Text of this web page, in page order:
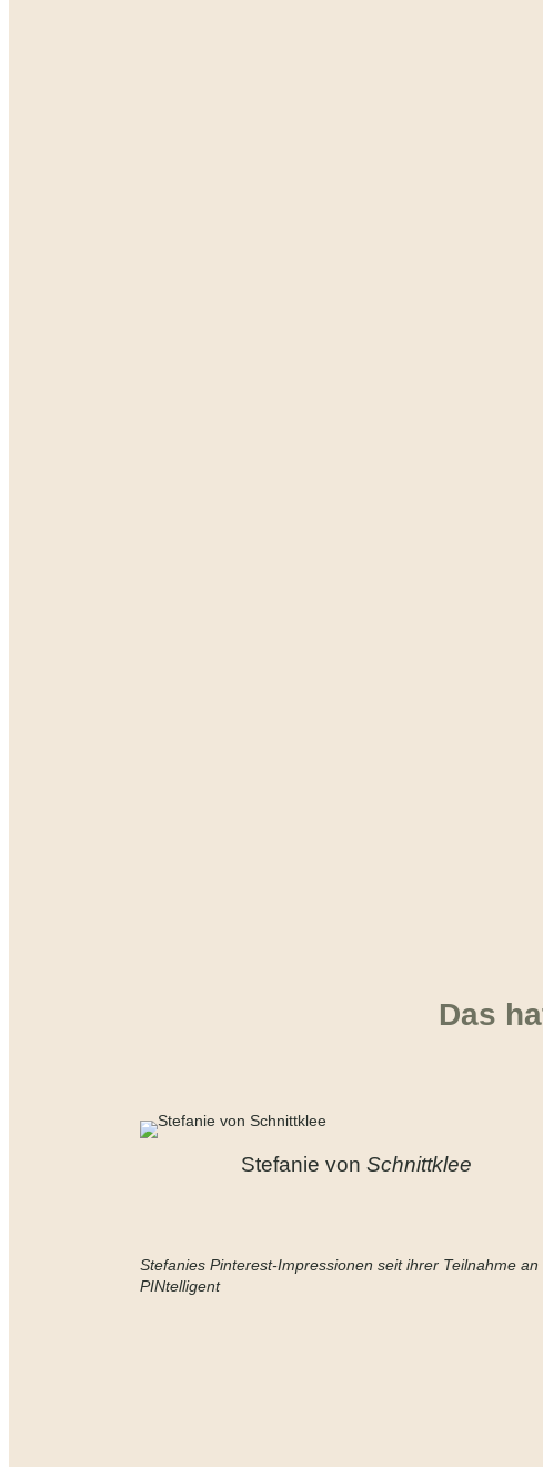
Das
Stefanie von Schnittklee
Stefanies Pinterest-Impressionen seit ihrer Teilnahme an
PINtelligent